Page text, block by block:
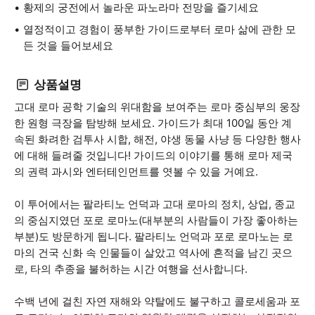
황제의 궁전에서 놀라운 파노라마 전망을 즐기세요
열정적이고 경험이 풍부한 가이드로부터 로마 삶에 관한 모
든 것을 들어보세요
상품설명
고대 로마 공학 기술의 위대함을 보여주는 로마 중심부의 웅장
한 원형 극장을 탐방해 보세요. 가이드가 최대 100일 동안 계
속된 화려한 검투사 시합, 해전, 야생 동물 사냥 등 다양한 행사
에 대해 들려줄 것입니다! 가이드의 이야기를 통해 로마 제국
의 권력 과시와 엔터테인먼트를 엿볼 수 있을 거예요.
이 투어에서는 팔라티노 언덕과 고대 로마의 정치, 상업, 종교
의 중심지였던 포로 로마노(대부분의 사람들이 가장 좋아하는
부분)도 방문하게 됩니다. 팔라티노 언덕과 포로 로마노는 로
마의 건국 신화 속 인물들이 살았고 역사에 흔적을 남긴 곳으
로, 타의 추종을 불허하는 시간 여행을 선사합니다.
수백 년에 걸친 자연 재해와 약탈에도 불구하고 콜로세움과 포